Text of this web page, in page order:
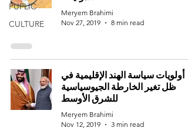
PUPLIC
CULTURE
Meryem Brahimi
Nov 27, 2019
8 min read
أولويات سياسة الهند الإقليمية في
ظل تغير الخارطة الجيوسياسية
للشرق الأوسط
Meryem Brahimi
Nov 12, 2019
3 min read